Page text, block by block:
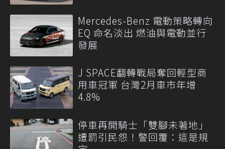
Mercedes-Benz 電動策略轉向
EQ 命名淡出 燃油與電動並行
發展
J SPACE翻轉戰局奪回輕型商
用車冠軍 台灣2月車市年增
4.8%
停車再開騎士「雙腳未著地」
遭罰引民怨！警回覆：這是規